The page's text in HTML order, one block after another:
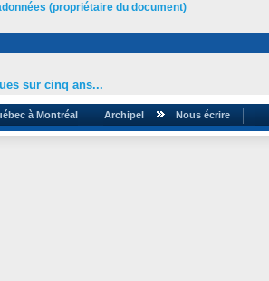
(propriétaire du document)
sur cinq ans...
à Montréal Archipel Nous écrire